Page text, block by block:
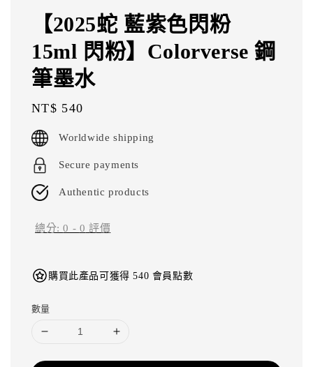
【2025蛇 藍紫色閃粉
15ml 閃粉】Colorverse 鋼
筆墨水
Regular
price
NT$ 540
Worldwide shipping
Secure payments
Authentic products
總分:0 - 0 評價
購買此產品可獲得 540 會員點數
數量